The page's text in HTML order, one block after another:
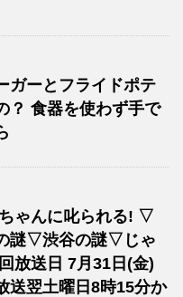
ガーとフライドポテ
？ 食器を使わず手で
ゃんに叱られる! ▽
謎▽渋谷の謎▽じゃ
放送日 7月31日(金)
送翌土曜日8時15分か